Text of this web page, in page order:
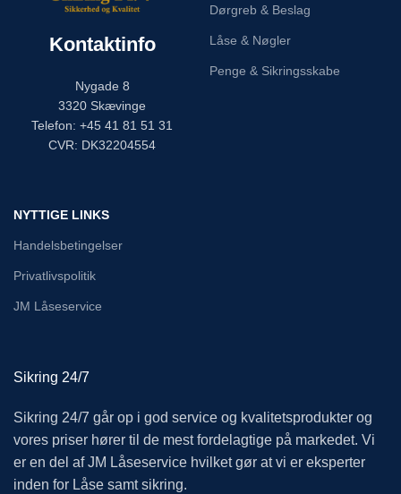
Kontaktinfo
Nygade 8
3320 Skævinge
Telefon: +45 41 81 51 31
CVR: DK32204554
Dørgreb & Beslag
Låse & Nøgler
Penge & Sikringsskabe
NYTTIGE LINKS
Handelsbetingelser
Privatlivspolitik
JM Låseservice
Sikring 24/7
Sikring 24/7 går op i god service og kvalitetsprodukter og
vores priser hører til de mest fordelagtige på markedet. Vi
er en del af JM Låseservice hvilket gør at vi er eksperter
inden for Låse samt sikring.